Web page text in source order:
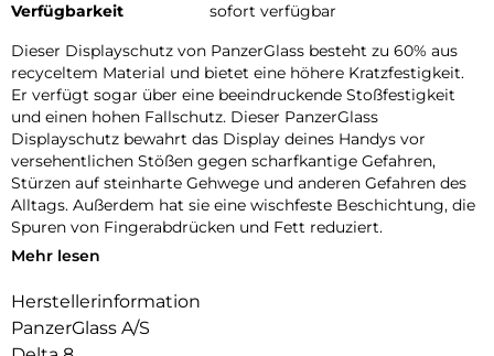
Verfügbarkeit
sofort verfügbar
Dieser Displayschutz von PanzerGlass besteht zu 60% aus
recyceltem Material und bietet eine höhere Kratzfestigkeit.
Er verfügt sogar über eine beeindruckende Stoßfestigkeit
und einen hohen Fallschutz. Dieser PanzerGlass
Displayschutz bewahrt das Display deines Handys vor
versehentlichen Stößen gegen scharfkantige Gefahren,
Stürzen auf steinharte Gehwege und anderen Gefahren des
Alltags. Außerdem hat sie eine wischfeste Beschichtung, die
Spuren von Fingerabdrücken und Fett reduziert.
Der Displayschutz verlängert die Lebensdauer deines
kannst, der es genauso liebt wie du. Dies ist eine Möglichkeit,
auf eine nachhaltigere Zukunft hinzuarbeiten. Eine andere ist,
Mehr lesen
Herstellerinformation
PanzerGlass A/S